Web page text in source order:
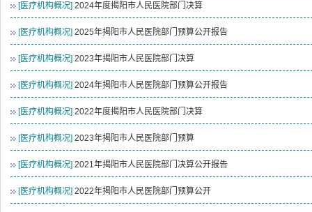
2026-07-31 以学术聚合力 | 运动健康分论坛助
[医疗机构概况] 2024年度揭阳市人民医院部门决算
[医疗机构概况] 2025年揭阳市人民医院部门预算公开报告
[医疗机构概况] 2023年揭阳市人民医院部门决算
[医疗机构概况] 2024年揭阳市人民医院部门预算公开报告
[医疗机构概况] 2022年度揭阳市人民医院部门决算
[医疗机构概况] 2023年揭阳市人民医院部门预算
[医疗机构概况] 2021年揭阳市人民医院部门决算公开报告
[医疗机构概况] 2022年揭阳市人民医院部门预算公开